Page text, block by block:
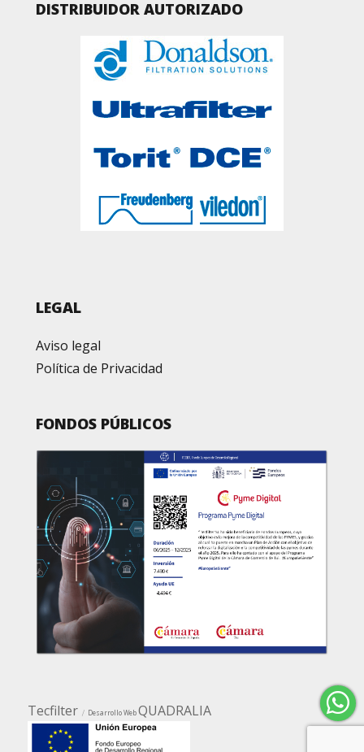
DISTRIBUIDOR AUTORIZADO
LEGAL
Aviso legal
Política de Privacidad
FONDOS PÚBLICOS
Tecfilter Desarrollo WebQUADRALIA